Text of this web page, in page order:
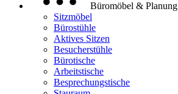
Büromöbel & Planung
Sitzmöbel
Bürostühle
Aktives Sitzen
Besucherstühle
Bürotische
Arbeitstische
Besprechungstische